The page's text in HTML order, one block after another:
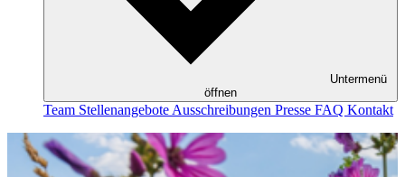
Untermenü
öffnen
Team Stellenangebote Ausschreibungen Presse FAQ Kontakt